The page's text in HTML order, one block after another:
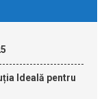
Ideală pentru